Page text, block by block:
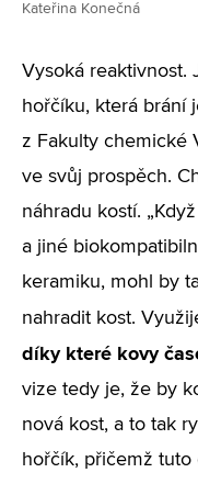
Kateřina Konečná
Vysoká reaktivnost.
hořčíku, která brání
z Fakulty chemické
ve svůj prospěch.
náhradu kostí.
a jiné
keramiku, mohl by
nahradit kost.
díky které kovy
vize tedy je, že by
nová kost, a to tak
hořčík, přičemž